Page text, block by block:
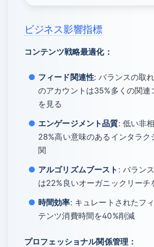
ビジネス影響指標
コンテンツ戦略最適化：
フィード関連性: バランスの取
のアカウントは35%多くの関連
を見る
エンゲージメント品質: 低い非
28%高い意味のあるインタラク
関
アルゴリズムブースト : バラン
は22%良いオーガニックリーチ
時間効率: キュレートされたフ
テンツ消費時間を40%削減
プロフェッショナル関係管理：